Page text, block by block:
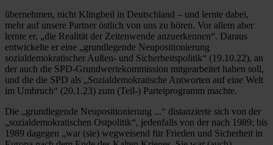
übernehmen, nicht Klingbeil in Deutschland – und lernte dabei,
mehr auf unsere Partner östlich von uns zu hören. Vor allem aber
lernte er, „die Realität der Zeitenwende anzuerkennen“. Daraus
entwickelte er eine „grundlegende Neupositionierung
sozialdemokratischer Außen- und Sicherheitspolitik“ (19.10.22), an
der auch die SPD-Grundwertekommission mitgearbeitet haben soll,
und die die SPD als „Sozialdemokratische Antworten auf eine Welt
im Umbruch“ (20.1.23) zum (Teil-) Parteiprogramm machte.
Die „grundlegende Neupositionierung ...“ distanzierte sich von der
„sozialdemokratischen Ostpolitik“, jedenfalls von der nach 1989; bis
1989 dagegen „war (sie) wegweisend für Frieden und Sicherheit in